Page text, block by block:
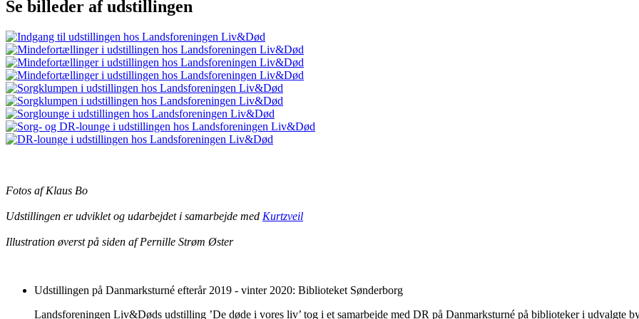
Se billeder af udstillingen
Fotos af Klaus Bo
Udstillingen er udviklet og udarbejdet i samarbejde med Kurtzveil
Illustration øverst på siden af Pernille Strøm Øster
Udstillingen på Danmarksturné efterår 2019 - vinter 2020: Biblioteket Sønderborg
Landsforeningen Liv&Døds udstilling ’De døde i vores liv’ tog i et samarbejde med DR på Danmarksturné på biblioteker i udvalgte